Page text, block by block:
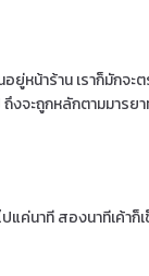
ยู่หน้าร้าน เราก็มักจะ
งจะถูกหลักตามมารย
ค่นาที สองนาทีเค้าก็เ